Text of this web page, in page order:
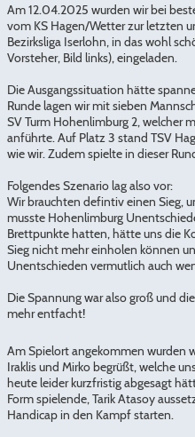
Am 12.04.2025 wurden wir bei
vom KS Hagen/Wetter zur letzten
Bezirksliga Iserlohn, in das wohl
Vorsteher, Bild links), eingeladen.
Die Ausgangssituation hätte
Runde lagen wir mit sieben
SV Turm Hohenlimburg 2, welcher
anführte. Auf Platz 3 stand TSV
wie wir. Zudem spielte in dieser
Folgendes Szenario lag also vor:
Wir brauchten defintiv einen Sieg,
musste Hohenlimburg
Brettpunkte hatten, hätte uns die
Sieg nicht mehr einholen können
Unentschieden vermutlich auch
Die Spannung war also groß und
mehr entfacht!
Am Spielort angekommen wurden
Iraklis und Mirko begrüßt, welche
heute leider kurzfristig abgesagt
Form spielende, Tarik Atasoy
Handicap in den Kampf starten.